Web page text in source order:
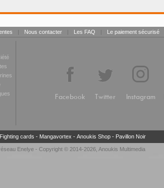
| Nous contacter | Les FAQ | Le paiement sécurisé
Facebook Twitter Instagram
Fighting cards - Mangavortex - Anoukis Shop- Pavillon Noir
Enelye - Copyright © 2014-2026, Anoukis Multimedia